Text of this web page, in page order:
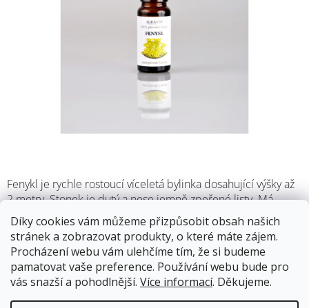
Díky cookies vám můžeme přizpůsobit obsah našich
stránek a zobrazovat produkty, o které máte zájem.
Procházení webu vám ulehčíme tím, že si budeme
pamatovat vaše preference. Používání webu bude pro
vás snazší a pohodlnější. Více informací. Děkujeme.
Skladem 13.8.2026
Fenykl je rychle rostoucí víceletá bylinka dosahující výšky až
2 metry. Stonek je dutý a nese jemně zpeřené listy. Má
dlouhý a silný kořen, který je téměř nemožné vytrhnout.
Hroznovité květenství má sytě žluté.
Doprava od 59Kč